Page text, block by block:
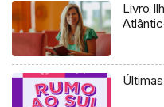
Livro